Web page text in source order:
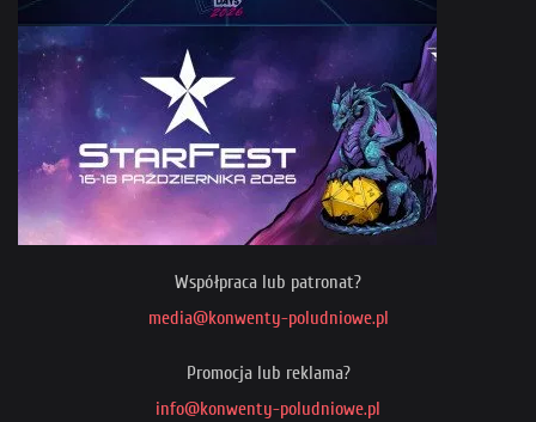
Współpraca lub patronat?
media@konwenty-poludniowe.pl
Promocja lub reklama?
info@konwenty-poludniowe.pl